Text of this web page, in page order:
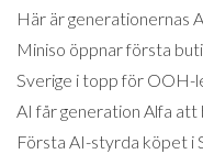
Här är generationernas
Miniso öppnar första
Sverige i topp för OOH-
AI får generation Alfa
Första AI-styrda köpet i